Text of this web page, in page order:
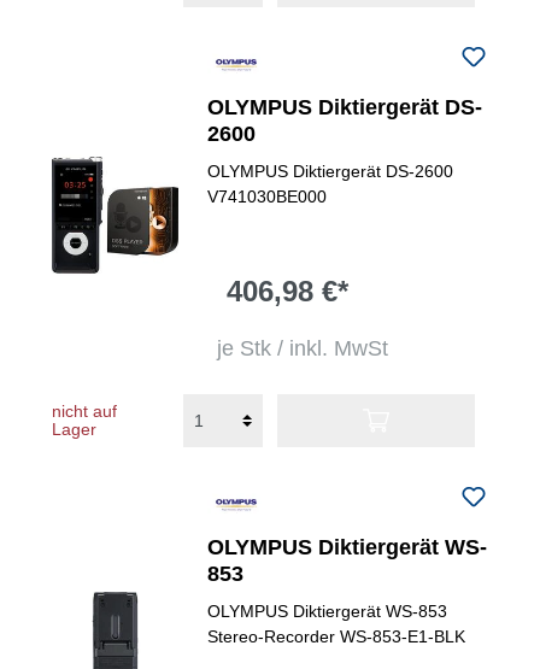
OLYMPUS Diktiergerät DS-
2600
OLYMPUS Diktiergerät DS-2600
V741030BE000
406,98 €*
je Stk / inkl. MwSt
nicht auf
Lager
OLYMPUS Diktiergerät WS-
853
OLYMPUS Diktiergerät WS-853
Stereo-Recorder WS-853-E1-BLK